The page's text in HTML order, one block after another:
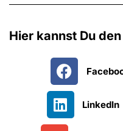
Hier kannst Du
LinkedIn